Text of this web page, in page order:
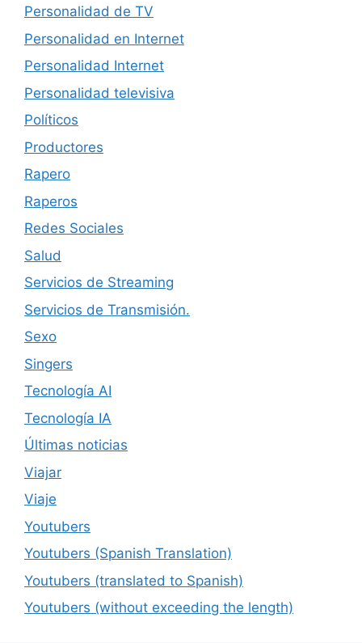
Personalidad de TV
Personalidad en Internet
Personalidad Internet
Personalidad televisiva
Políticos
Productores
Rapero
Raperos
Redes Sociales
Salud
Servicios de Streaming
Servicios de Transmisión.
Sexo
Singers
Tecnología AI
Tecnología IA
Últimas noticias
Viajar
Viaje
Youtubers
Youtubers (Spanish Translation)
Youtubers (translated to Spanish)
Youtubers (without exceeding the length)